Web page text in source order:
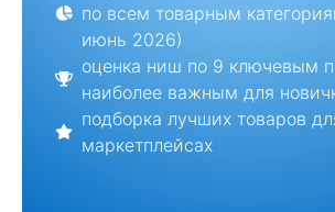
по всем товарным
июнь 2026)
оценка ниш по 9 ключевым
наиболее важным для
подборка лучших товаров
маркетплейсах